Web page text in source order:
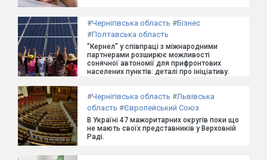
#Чернігівська область #Бізнес
#Полтавська область
"Кернел" у співпраці з міжнародними
партнерами розширює можливості
сонячної автономії для прифронтових
населених пунктів: деталі про ініціативу.
#Чернігівська область #Львівська
область #Європейський Союз
В Україні 47 мажоритарних округів поки що
не мають своїх представників у Верховній
Раді.